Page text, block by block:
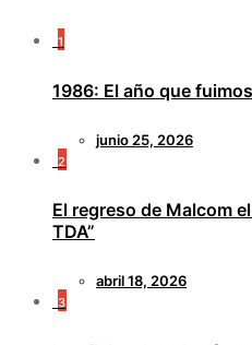
1
1986: El año que
junio 25, 2026
2
El regreso de Malcom
TDA”
abril 18, 2026
3